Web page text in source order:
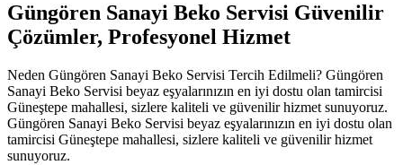
Güngören Sanayi Beko Servisi Güvenilir
Çözümler, Profesyonel Hizmet
Neden Güngören Sanayi Beko Servisi Tercih Edilmeli? Güngören
Sanayi Beko Servisi beyaz eşyalarınızın en iyi dostu olan tamircisi
Güneştepe mahallesi, sizlere kaliteli ve güvenilir hizmet sunuyoruz.
Güngören Sanayi Beko Servisi beyaz eşyalarınızın en iyi dostu olan
tamircisi Güneştepe mahallesi, sizlere kaliteli ve güvenilir hizmet
sunuyoruz.